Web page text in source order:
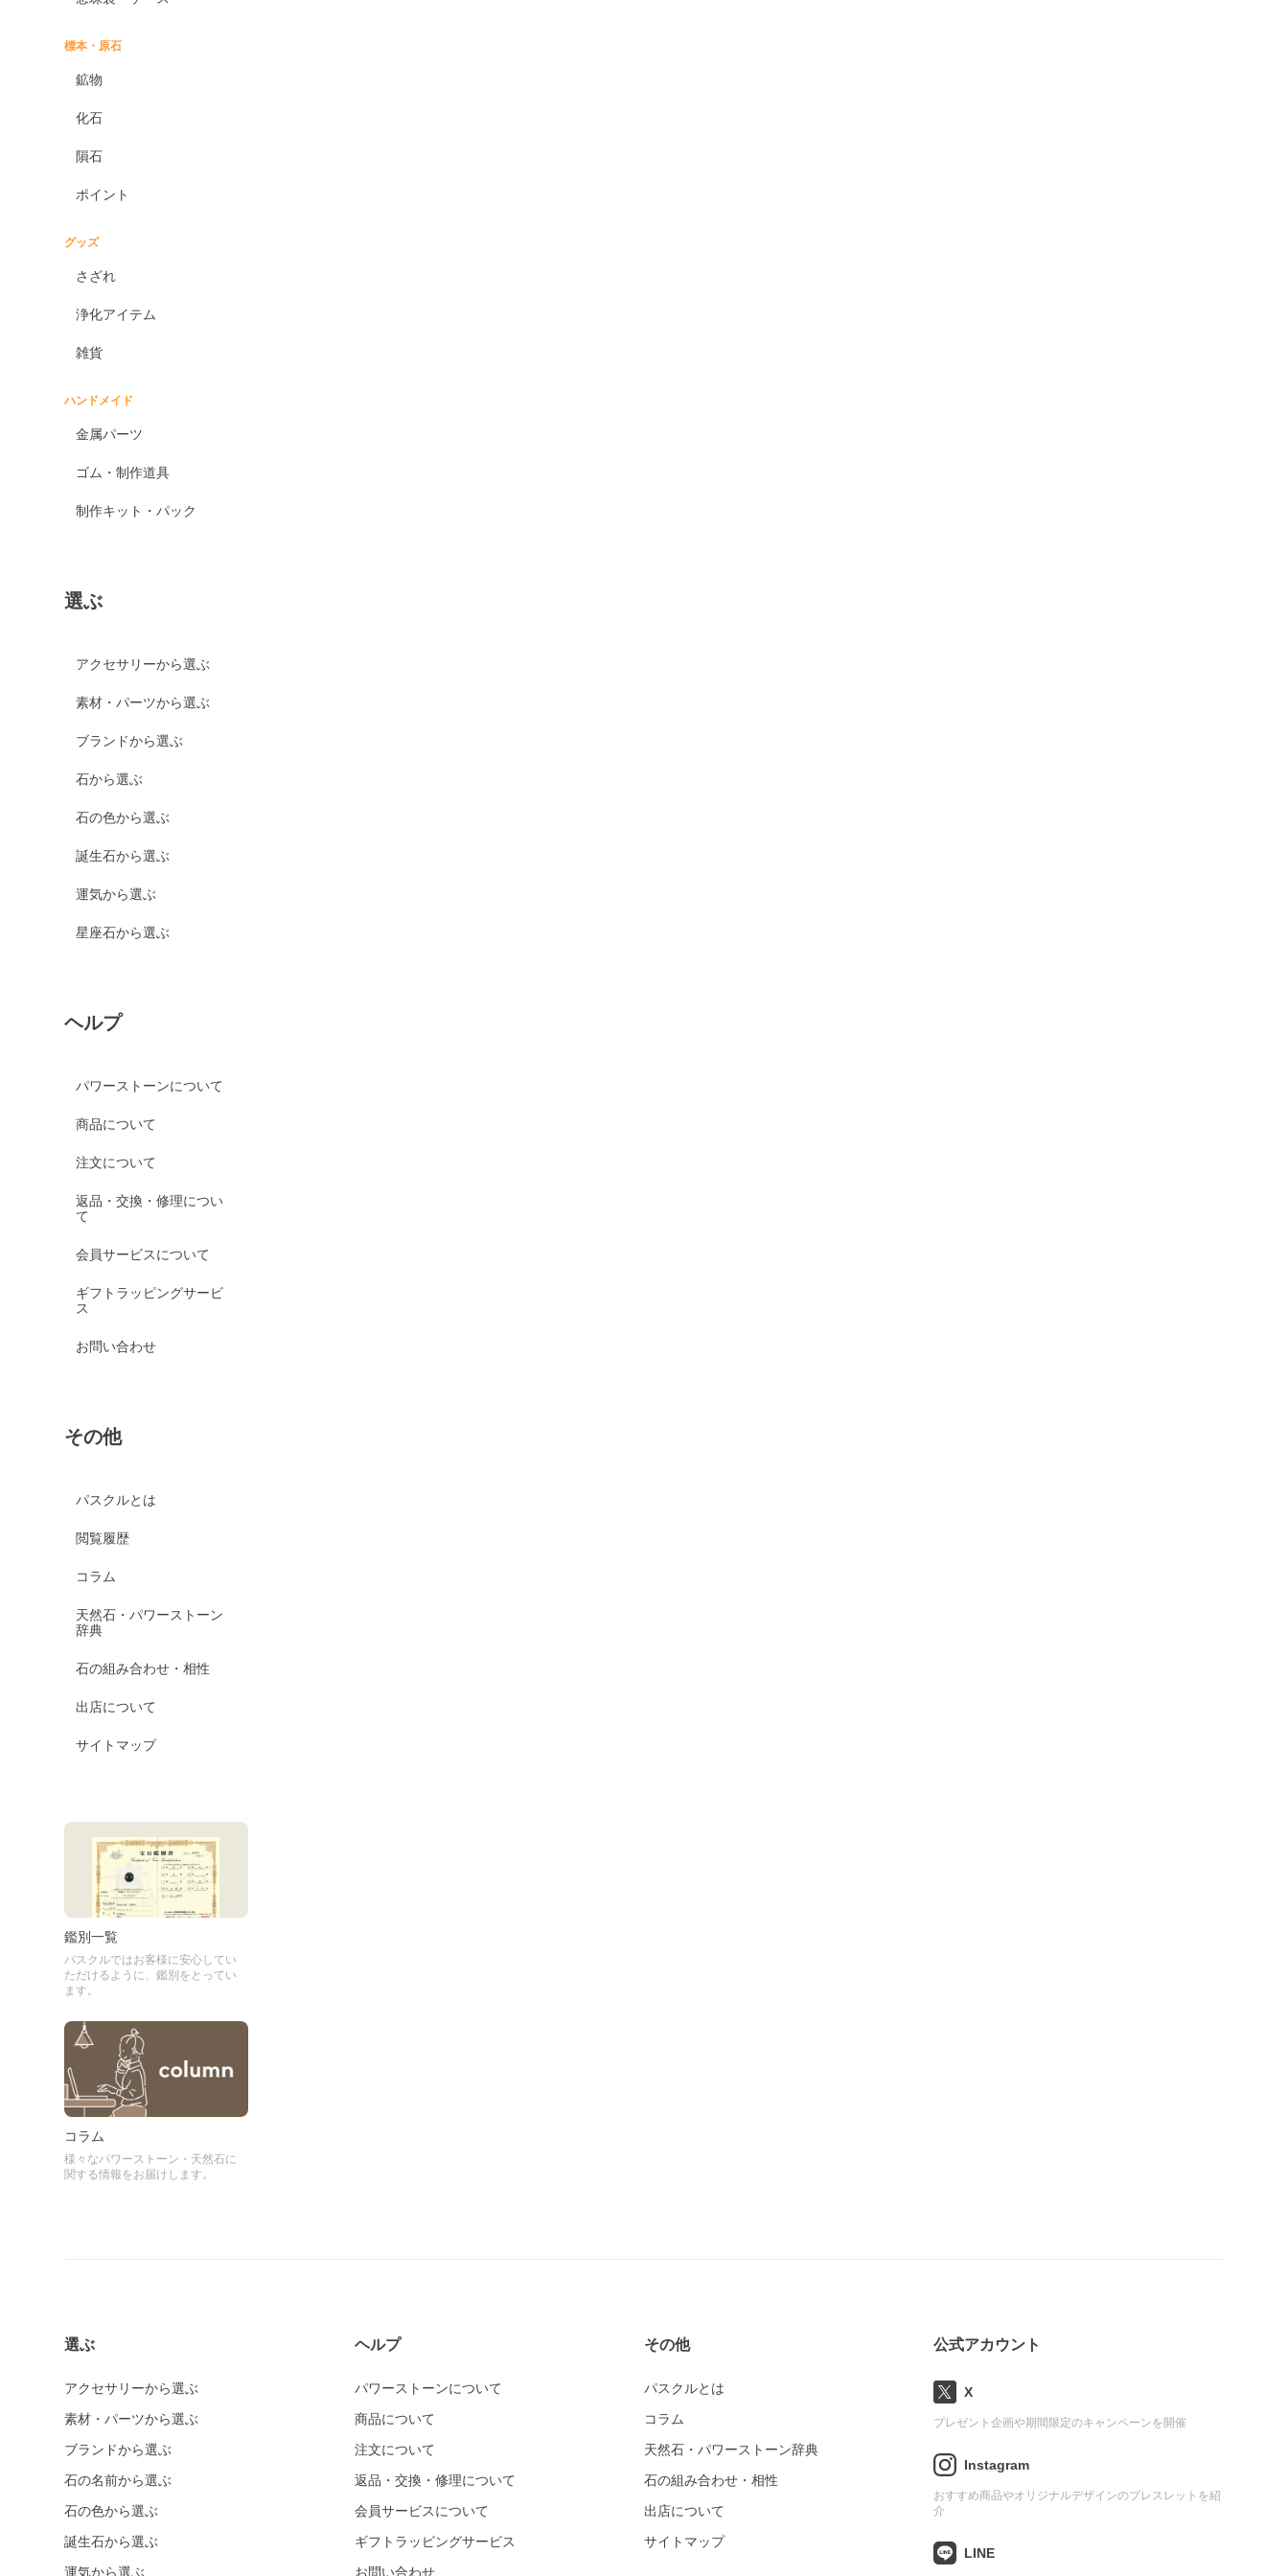
標本・原石
鉱物
化石
隕石
ポイント
グッズ
さざれ
浄化アイテム
雑貨
ハンドメイド
金属パーツ
ゴム・制作道具
制作キット・パック
選ぶ
アクセサリーから選ぶ
素材・パーツから選ぶ
ブランドから選ぶ
石から選ぶ
石の色から選ぶ
誕生石から選ぶ
運気から選ぶ
星座石から選ぶ
ヘルプ
パワーストーンについて
商品について
注文について
返品・交換・修理につい
て
会員サービスについて
ギフトラッピングサービ
ス
お問い合わせ
その他
パスクルとは
閲覧履歴
コラム
天然石・パワーストーン
辞典
石の組み合わせ・相性
出店について
サイトマップ
鑑別一覧
パスクルではお客様に安心してい
ただけるように、鑑別をとってい
ます。
コラム
様々なパワーストーン・天然石に
関する情報をお届けします。
選ぶ
アクセサリーから選ぶ
素材・パーツから選ぶ
ブランドから選ぶ
石の名前から選ぶ
石の色から選ぶ
誕生石から選ぶ
運気から選ぶ
ヘルプ
パワーストーンについて
商品について
注文について
返品・交換・修理について
会員サービスについて
ギフトラッピングサービス
お問い合わせ
その他
パスクルとは
コラム
天然石・パワーストーン辞典
石の組み合わせ・相性
出店について
サイトマップ
公式アカウント
X
プレゼント企画や期間限定のキャンペーンを開催
Instagram
おすすめ商品やオリジナルデザインのブレスレットを紹
介
LINE